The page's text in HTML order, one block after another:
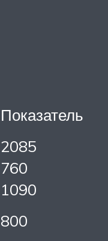
Показатель
2085
760
1090
800